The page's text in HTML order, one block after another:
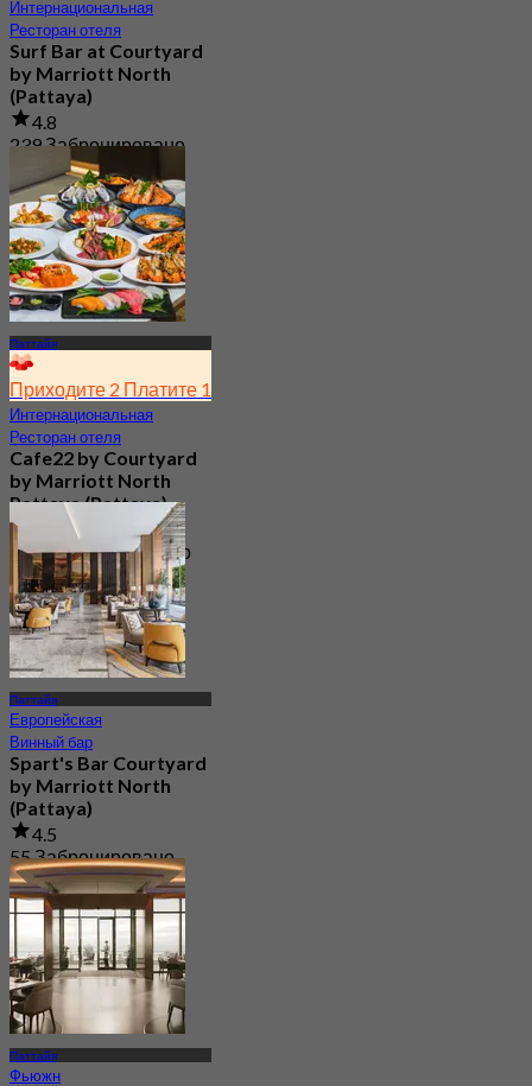
Интернациональная
Ресторан отеля
Surf Bar at Courtyard
by Marriott North
(Pattaya)
4.8
239 Забронировано
฿ 649.5
Паттайя
Приходите 2 Платите 1
Интернациональная
Ресторан отеля
Cafe22 by Courtyard
by Marriott North
Pattaya (Pattaya)
1.2K Забронировано
От฿ 350
Паттайя
Европейская
Винный бар
Spart's Bar Courtyard
by Marriott North
(Pattaya)
4.5
55 Забронировано
От฿ 245
Паттайя
Фьюжн